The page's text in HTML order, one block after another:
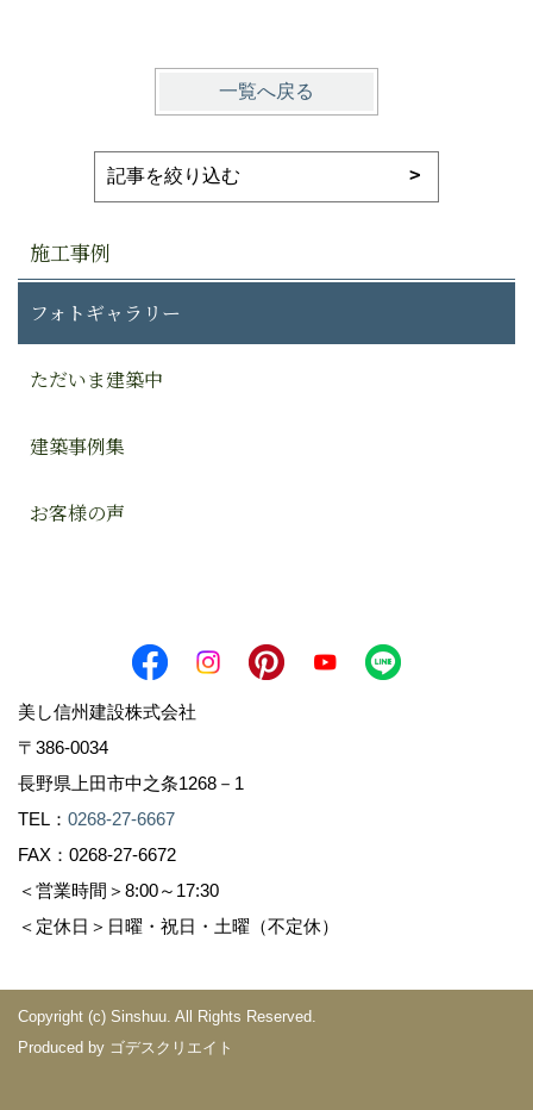
一覧へ戻る
施工事例
フォトギャラリー
ただいま建築中
建築事例集
お客様の声
美し信州建設株式会社
〒386-0034
長野県上田市中之条1268－1
TEL： 0268-27-6667
FAX：0268-27-6672
＜営業時間＞8:00～17:30
＜定休日＞日曜・祝日・土曜（不定休）
Copyright (c) Sinshuu. All Rights Reserved.
Produced by ゴデスクリエイト